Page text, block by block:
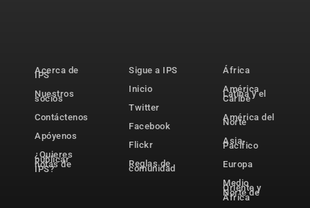
Acerca de
IPS
Nuestros
socios
Contáctenos
Apóyenos
¿Quieres
publicar
notas de
IPS?
Sigue a IPS
Inicio
Twitter
Facebook
Flickr
Reglas de
comunidad
África
América
Latina y el
Caribe
América del
Norte
Asia-
Pacífico
Europa
Medio
Oriente y
Norte de
África